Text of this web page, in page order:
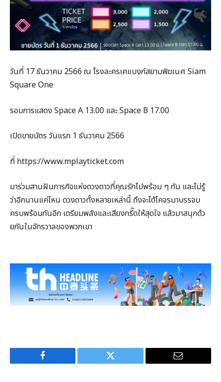
วันที่ 17 ธันวาคม 2566 ณ โรงละครเคแบงก์สยามพิฆเนศ Siam
Square One
รอบการแสดง Space A 13.00 และ Space B 17.00
เปิดขายบัตร วันแรก 1 ธันวาคม 2566
ที่ https://www.mplayticket.com
มาร่วมสานฝันภารกิจแห่งดวงดาวที่คุณรักไปพร้อม ๆ กัน และไม่รู้
ว่าอีกนานแค่ไหน ดวงดาวทั้งหลายเหล่านี้ ถึงจะได้โคจรมาบรรจบ
ครบพร้อมกันอีก เตรียมพลังและเสียงกรี๊ดให้สุดใจ แล้วมาสนุกด้ว
ยกันในจักรวาลของพวกเขา
Facebook Twitter Email